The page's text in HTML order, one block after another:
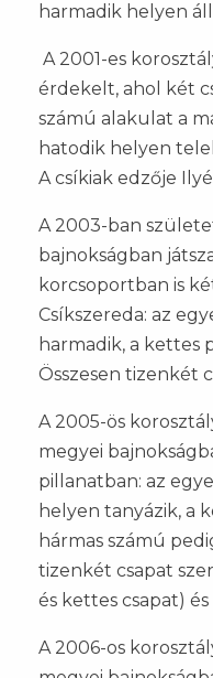
harmadik helyen
A 2001-es
érdekelt, ahol két
számú alakulat a
hatodik helyen
A csíkiak edzője
A 2003-ban
bajnokságban
korcsoportban is
Csíkszereda: az
harmadik, a kettes
Összesen tizenkét
A 2005-ös
megyei
pillanatban: az
helyen tanyázik, a
hármas számú
tizenkét csapat
és kettes csapat)
A 2006-os